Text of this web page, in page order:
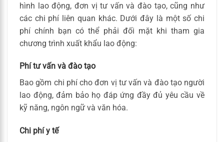
hình lao động, đơn vị tư vấn và đào tạo, cũng như
các chi phí liên quan khác. Dưới đây là một số chi
phí chính bạn có thể phải đối mặt khi tham gia
chương trình xuất khẩu lao động:
Phí tư vấn và đào tạo
Bao gồm chi phí cho đơn vị tư vấn và đào tạo người
lao động, đảm bảo họ đáp ứng đầy đủ yêu cầu về
kỹ năng, ngôn ngữ và văn hóa.
Chi phí y tế